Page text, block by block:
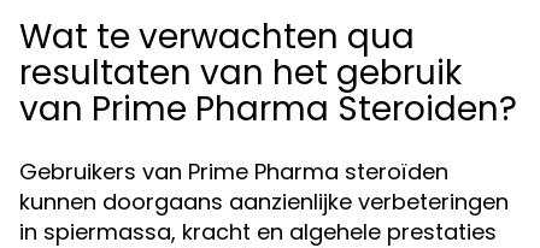
Wat te verwachten qua
resultaten van het gebruik
van Prime Pharma Steroiden?
Gebruikers van Prime Pharma steroïden
kunnen doorgaans aanzienlijke verbeteringen
in spiermassa, kracht en algehele prestaties